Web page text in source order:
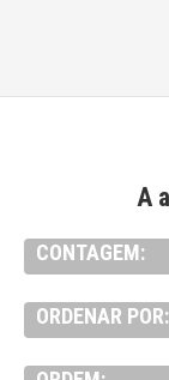
A
CONTAGEM:
ORDENAR POR: